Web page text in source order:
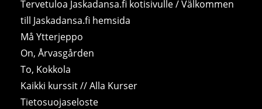
Tervetuloa Jaskadansa.fi kotisivulle / Välkommen
till Jaskadansa.fi hemsida
Må Ytterjeppo
On, Årvasgården
To, Kokkola
Kaikki kurssit // Alla Kurser
Tietosuojaseloste